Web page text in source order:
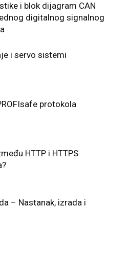
i blok dijagram CAN
digitalnog signalnog
i servo sistemi
protokola
HTTP i HTTPS
– Nastanak, izrada i